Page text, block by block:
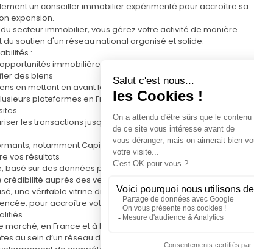
un conseiller immobilier expérimenté pour accroître sa
expansion.
secteur immobilier, vous gérez votre activité de manière
soutien d'un réseau national organisé et solide.
:
immobilières dans votre région
des biens
en mettant en avant leurs atouts, en réalisant des reportages
plateformes en France et à l’étranger
les transactions jusqu’à leur finalisation chez le notaire
notamment Capifrance Pro, pour piloter votre activité,
vos résultats
basé sur des données précises du marché, pour affiner vos
auprès des vendeurs
une véritable vitrine digitale à votre nom, totalement
pour accroître votre visibilité locale et attirer des contacts
en France et à l’international
au sein d’un réseau dynamique, favorisant les échanges, le